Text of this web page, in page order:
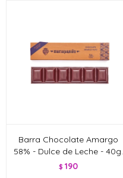
Barra Chocolate Amargo
58% - Dulce de Leche - 40g.
$ 190